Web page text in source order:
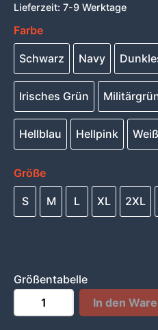
Lieferzeit: 7-9 Werktage
Farbe
Schwarz Navy
Irisches Grün
Hellblau Hellpink Weiß
Größe
S M L XL 2XL
Größentabelle
MIKESCH38
HOODIE
In den